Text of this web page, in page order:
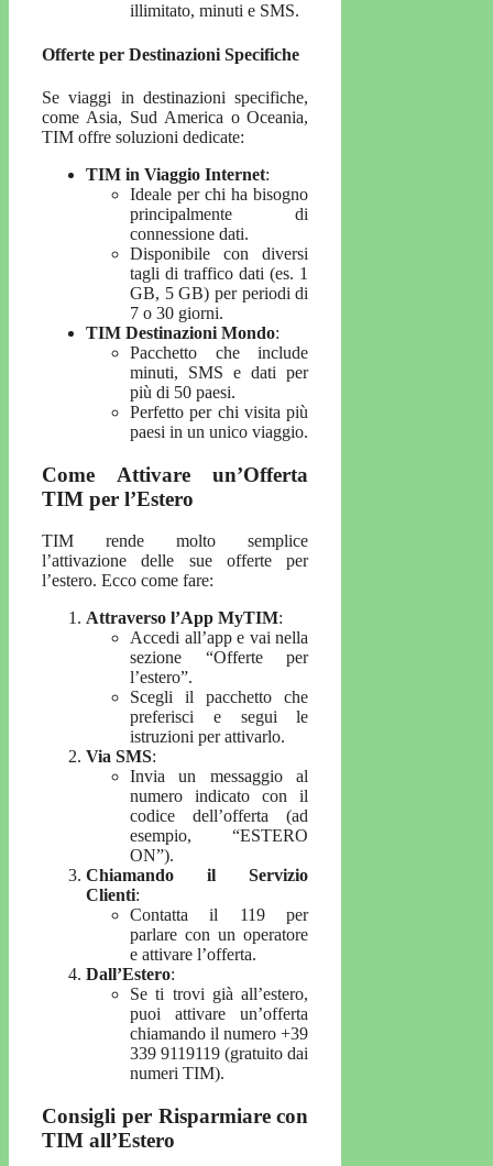
illimitato, minuti e SMS.
Offerte per Destinazioni Specifiche
Se viaggi in destinazioni specifiche,
come Asia, Sud America o Oceania,
TIM offre soluzioni dedicate:
TIM in Viaggio Internet:
Ideale per chi ha bisogno
principalmente di
connessione dati.
Disponibile con diversi
tagli di traffico dati (es. 1
GB, 5 GB) per periodi di
7 o 30 giorni.
TIM Destinazioni Mondo:
Pacchetto che include
minuti, SMS e dati per
più di 50 paesi.
Perfetto per chi visita più
paesi in un unico viaggio.
Come Attivare un’Offerta
TIM per l’Estero
TIM rende molto semplice
l’attivazione delle sue offerte per
l’estero. Ecco come fare:
Attraverso l’App MyTIM:
Accedi all’app e vai nella
sezione “Offerte per
l’estero”.
Scegli il pacchetto che
preferisci e segui le
istruzioni per attivarlo.
Via SMS:
Invia un messaggio al
numero indicato con il
codice dell’offerta (ad
esempio, “ESTERO
ON”).
Chiamando il Servizio
Clienti:
Contatta il 119 per
parlare con un operatore
e attivare l’offerta.
Dall’Estero:
Se ti trovi già all’estero,
puoi attivare un’offerta
chiamando il numero +39
339 9119119 (gratuito dai
numeri TIM).
Consigli per Risparmiare con
TIM all’Estero